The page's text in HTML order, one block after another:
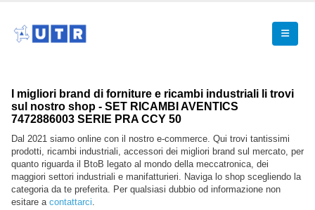
I migliori brand di forniture e ricambi industriali li trovi
sul nostro shop - SET RICAMBI AVENTICS
7472886003 SERIE PRA CCY 50
Dal 2021 siamo online con il nostro e-commerce. Qui trovi tantissimi
prodotti, ricambi industriali, accessori dei migliori brand sul mercato, per
quanto riguarda il BtoB legato al mondo della meccatronica, dei
maggiori settori industriali e manifatturieri. Naviga lo shop scegliendo la
categoria da te preferita. Per qualsiasi dubbio od informazione non
esitare a contattarci.